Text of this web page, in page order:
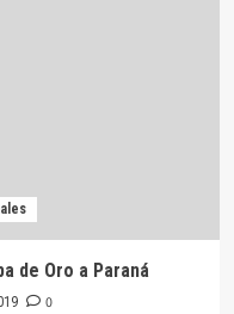
de Oro a Paraná
0